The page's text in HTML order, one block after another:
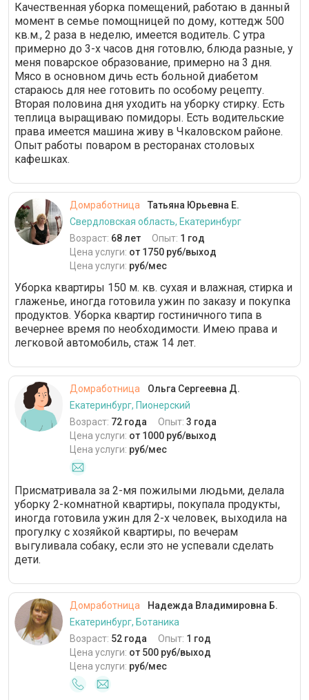
Качественная уборка помещений, работаю в данный
момент в семье помощницей по дому, коттедж 500
кв.м., 2 раза в неделю, имеется водитель. С утра
примерно до 3-х часов дня готовлю, блюда разные, у
меня поварское образование, примерно на 3 дня.
Мясо в основном дичь есть больной диабетом
стараюсь для нее готовить по особому рецепту.
Вторая половина дня уходить на уборку стирку. Есть
теплица выращиваю помидоры. Есть водительские
права имеется машина живу в Чкаловском районе.
Опыт работы поваром в ресторанах столовых
кафешках.
Домработница
Татьяна Юрьевна Е.
Свердловская область, Екатеринбург
Возраст: 68 лет Опыт: 1 год
Цена услуги: от 1750 руб/выход
Цена услуги: руб/мес
Уборка квартиры 150 м. кв. сухая и влажная, стирка и
глаженье, иногда готовила ужин по заказу и покупка
продуктов. Уборка квартир гостиничного типа в
вечернее время по необходимости. Имею права и
легковой автомобиль, стаж 14 лет.
Домработница
Ольга Сергеевна Д.
Екатеринбург, Пионерский
Возраст: 72 года Опыт: 3 года
Цена услуги: от 1000 руб/выход
Цена услуги: руб/мес
Присматривала за 2-мя пожилыми людьми, делала
уборку 2-комнатной квартиры, покупала продукты,
иногда готовила ужин для 2-х человек, выходила на
прогулку с хозяйкой квартиры, по вечерам
выгуливала собаку, если это не успевали сделать
дети.
Домработница
Надежда Владимировна Б.
Екатеринбург, Ботаника
Возраст: 52 года Опыт: 1 год
Цена услуги: от 500 руб/выход
Цена услуги: руб/мес